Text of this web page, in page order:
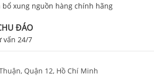
bổ xung nguồn hàng chính hãng
ĐÁO
vấn 24/7
Quận 12, Hồ Chí Minh